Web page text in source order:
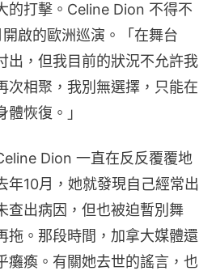
的打擊。Celine Dion 不得不
啟的歐洲巡演。「在舞台
出，但我目前的狀況不允許我
次相聚，我別無選擇，只能在
恢復。」
Dion 一直在反反覆覆地
年10月，她就發現自己經常出
查出病因，但也被迫暫別舞
拖。那段時間，加拿大媒體還
癱瘓。有關她去世的謠言，也